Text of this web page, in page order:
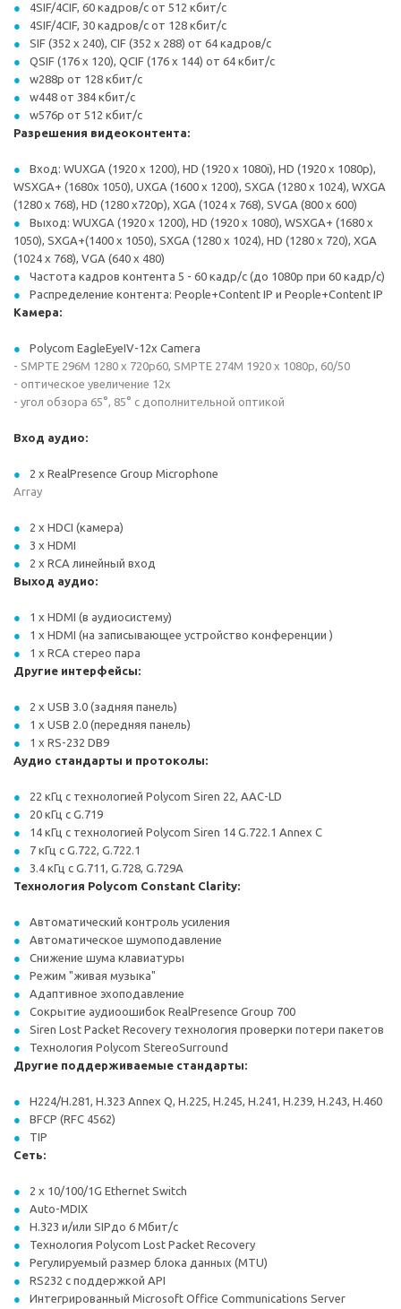
4SIF/4CIF, 60 кадров/с от 512 кбит/с
4SIF/4CIF, 30 кадров/с от 128 кбит/с
SIF (352 x 240), CIF (352 x 288) от 64 кадров/с
QSIF (176 x 120), QCIF (176 x 144) от 64 кбит/с
w288p от 128 кбит/с
w448 от 384 кбит/с
w576p от 512 кбит/с
Разрешения видеоконтента:
Вход: WUXGA (1920 x 1200), HD (1920 x 1080i), HD (1920 x 1080p),
WSXGA+ (1680x 1050), UXGA (1600 x 1200), SXGA (1280 x 1024), WXGA
(1280 x 768), HD (1280 x720p), XGA (1024 x 768), SVGA (800 x 600)
Выход: WUXGA (1920 x 1200), HD (1920 x 1080), WSXGA+ (1680 x
1050), SXGA+(1400 x 1050), SXGA (1280 x 1024), HD (1280 x 720), XGA
(1024 x 768), VGA (640 x 480)
Частота кадров контента 5 - 60 кадр/с (до 1080р при 60 кадр/с)
Распределение контента: People+Content IP и People+Content IP
Камера:
Polycom EagleEyeIV-12x Camera
- SMPTE 296M 1280 x 720p60, SMPTE 274M 1920 x 1080p, 60/50
- оптическое увеличение 12x
- угол обзора 65°, 85° с дополнительной оптикой
Вход аудио:
2 x RealPresence Group Microphone
Array
2 x HDCI (камера)
3 x HDMI
2 x RCA линейный вход
Выход аудио:
1 х HDMI (в аудиосистему)
1 х HDMI (на записывающее устройство конференции )
1 x RCA стерео пара
Другие интерфейсы:
2 x USB 3.0 (задняя панель)
1 x USB 2.0 (передняя панель)
1 x RS-232 DB9
Аудио стандарты и протоколы:
22 кГц с технологией Polycom Siren 22, AAC-LD
20 кГц с G.719
14 кГц с технологией Polycom Siren 14 G.722.1 Annex C
7 кГц с G.722, G.722.1
3.4 кГц с G.711, G.728, G.729A
Технология Polycom Constant Clarity:
Автоматический контроль усиления
Автоматическое шумоподавление
Снижение шума клавиатуры
Режим "живая музыка"
Адаптивное эхоподавление
Сокрытие аудиоошибок RealPresence Group 700
Siren Lost Packet Recovery технология проверки потери пакетов
Технология Polycom StereoSurround
Другие поддерживаемые стандарты:
H224/H.281, H.323 Annex Q, H.225, H.245, H.241, H.239, H.243, H.460
BFCP (RFC 4562)
TIP
Сеть:
2 x 10/100/1G Ethernet Switch
Auto-MDIX
H.323 и/или SIPдо 6 Мбит/с
Технология Polycom Lost Packet Recovery
Регулируемый размер блока данных (MTU)
RS232 с поддержкой API
Интегрированный Microsoft Office Communications Server